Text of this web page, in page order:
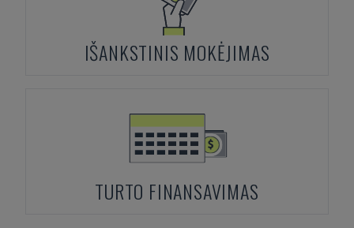
IŠANKSTINIS MOKĖJIMAS
TURTO FINANSAVIMAS